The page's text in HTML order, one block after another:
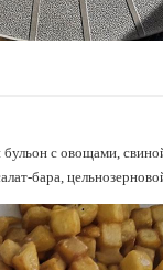
с овощами,
бара,